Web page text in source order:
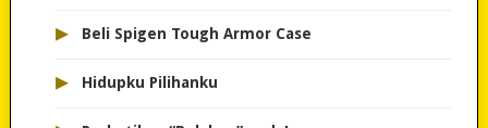
▸ Beli Spigen Tough Armor Case
▸ Hidupku Pilihanku